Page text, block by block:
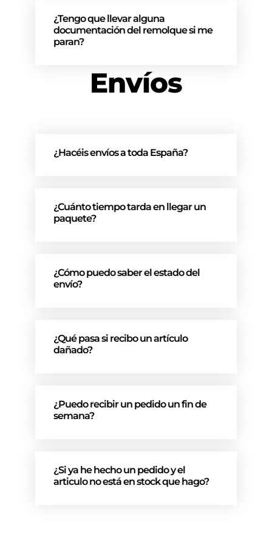
¿Tengo que llevar alguna
documentación del remolque si me
paran?
Envíos
¿Hacéis envíos a toda España?
¿Cuánto tiempo tarda en llegar un
paquete?
¿Cómo puedo saber el estado del
envío?
¿Qué pasa si recibo un artículo
dañado?
¿Puedo recibir un pedido un fin de
semana?
¿Si ya he hecho un pedido y el
articulo no está en stock que hago?